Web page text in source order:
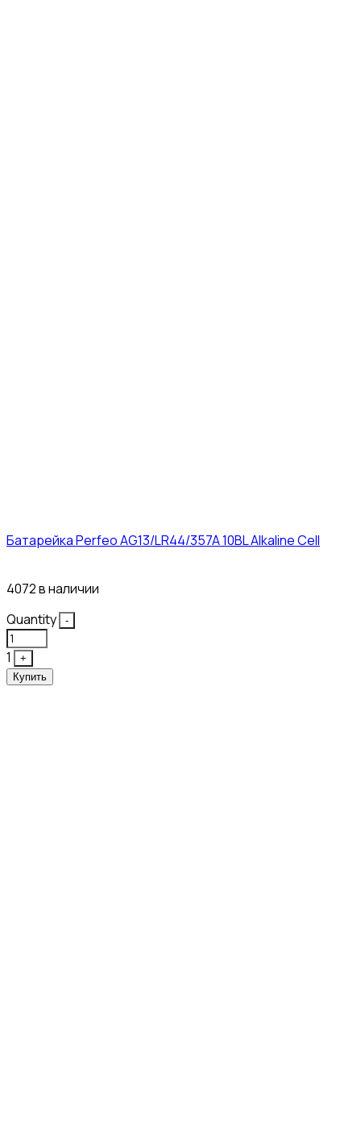
Батарейка Perfeo AG13/LR44/357A 10BL Alkaline Cell
4072 в наличии
Quantity
-
1
+
Купить